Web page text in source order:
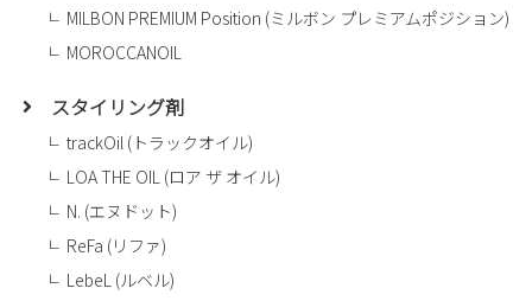
MILBON PREMIUM Position (ミルボン プレミアムポジション)
MOROCCANOIL
スタイリング剤
trackOil (トラックオイル)
LOA THE OIL (ロア ザ オイル)
N. (エヌドット)
ReFa (リファ)
LebeL (ルベル)